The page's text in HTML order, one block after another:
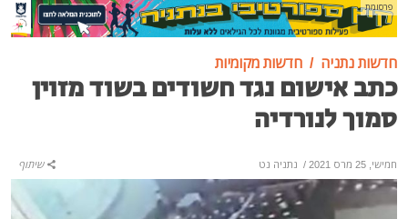
פרסומת
חדשות נתניה חדשות מקומיות
כתב אישום נגד חשודים בשוד מזוין
סמוך לנורדיה
חמישי, 25 מרס 2021 / נתניה נט שיתוף